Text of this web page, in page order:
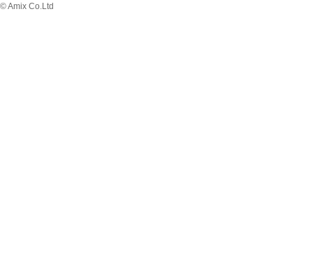
© Amix Co.Ltd